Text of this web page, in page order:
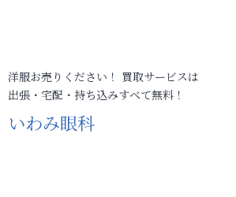
洋服お売りください！ 買取サービスは
出張・宅配・持ち込みすべて無料！
いわみ眼科